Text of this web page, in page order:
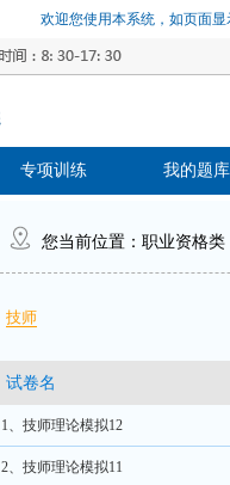
欢迎您使用本系统，如页面
专项训练 我的题库
您当前位置： 职业资格类
技师
试卷名
1、技师理论模拟12
2、技师理论模拟11